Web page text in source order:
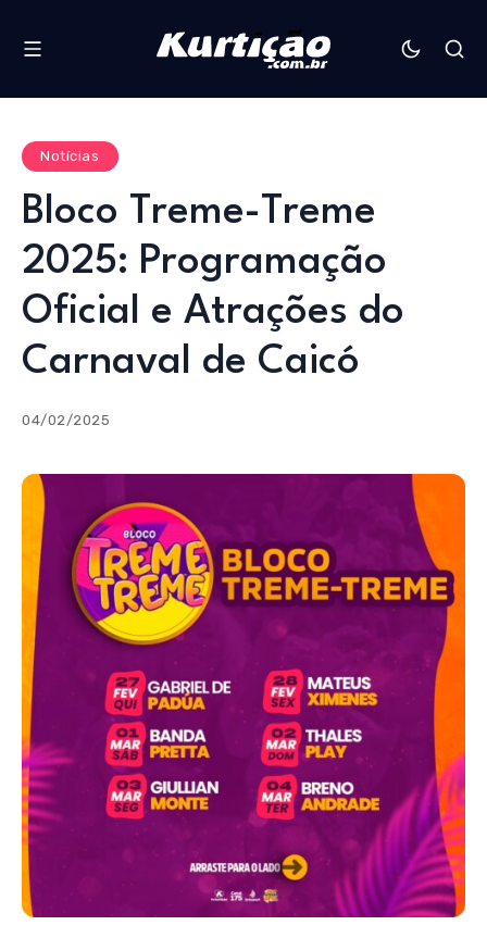
Notícias
Bloco Treme-Treme
2025: Programação
Oficial e Atrações do
Carnaval de Caicó
04/02/2025